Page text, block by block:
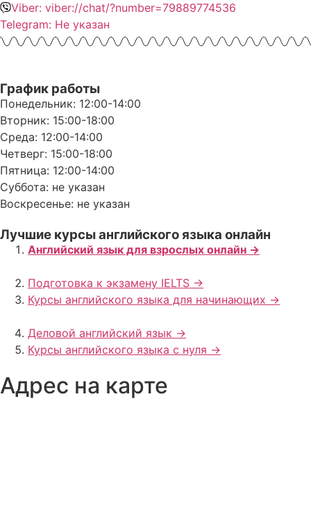
Viber: viber://chat/?number=79889774536
Telegram: Не указан
График работы
Понедельник: 12:00-14:00
Вторник: 15:00-18:00
Среда: 12:00-14:00
Четверг: 15:00-18:00
Пятница: 12:00-14:00
Суббота: не указан
Воскресенье: не указан
Лучшие курсы английского языка онлайн
Английский язык для взрослых онлайн ->
Подготовка к экзамену IELTS ->
Курсы английского языка для начинающих ->
Деловой английский язык ->
Курсы английского языка с нуля ->
Адрес на карте